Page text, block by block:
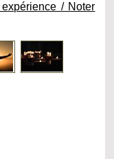
/ Noter